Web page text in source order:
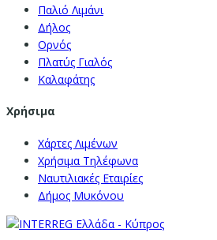
Παλιό Λιμάνι
Δήλος
Ορνός
Πλατύς Γιαλός
Καλαφάτης
Χρήσιμα
Χάρτες Λιμένων
Χρήσιμα Τηλέφωνα
Ναυτιλιακές Εταιρίες
Δήμος Μυκόνου